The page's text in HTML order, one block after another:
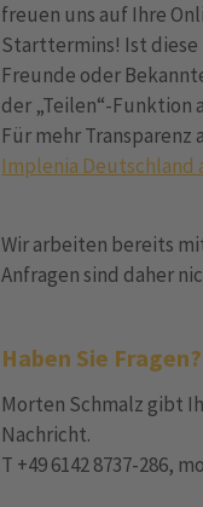
freuen uns auf Ihre
Starttermins! Ist
Freunde oder
der „Teilen“-Funktion
Für mehr
Implenia Deutschland
Wir arbeiten bereits
Anfragen sind daher
Haben Sie Fragen?
Morten Schmalz gibt
Nachricht.
T +49 6142 8737-286,